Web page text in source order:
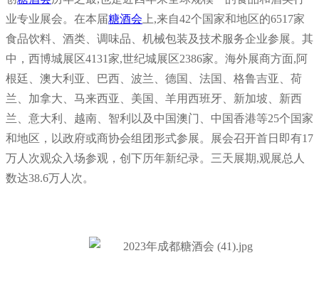
业专业展会。在本届糖酒会 上,来自42个国家和地区的6517家
食品饮料、酒类、调味品、机械包装及技术服务企业参展。其
中，西博城展区4131家,世纪城展区2386家。 海外展商方面,阿
根廷、澳大利亚、巴西、波兰、德国、法国、格鲁吉亚、荷
兰、加拿大、马来西亚、美国、羊用西班牙、新加坡、新西
兰、意大利、越南、智利以及中国澳门、中国香港等25个国家
和地区，以政府或商协会组团形式参展。
展会召开首日即有17
万人次观众入场参观，创下历年新纪录。三天展期,观展总人
数达38.6万人次。